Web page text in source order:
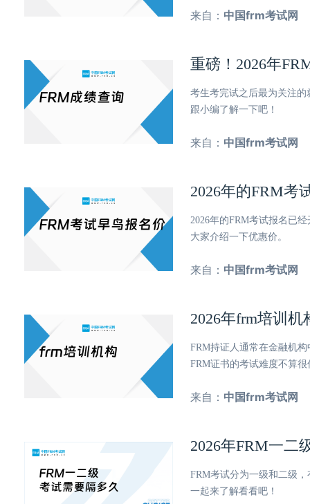
来自： 中国frm考试网
重磅！2026年
考生考完试之后最为关注
跟小编了解一下吧！
来自： 中国frm考试网
2026年的FRM考
2026年的FRM考试报名已
大家介绍一下优惠价。
来自： 中国frm考试网
2026年frm培训
FRM持证人通常在金融机
FRM证书的考试难度不算
来自： 中国frm考试网
2026年FRM一二
FRM考试分为一级和二级
一起来了解看看吧！